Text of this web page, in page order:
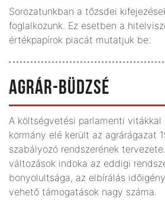
Sorozatunkban a tőzsdei
foglalkozunk. Ez esetben a
értékpapírok piacát mutatjuk be.
AGRÁR-BÜDZSÉ
A költségvetési parlamenti vitákkal
kormány elé került az agrárágazat
szabályozó rendszerének
változások indoka az eddigi
bonyolultsága, az elbírálás
vehető támogatások nagy száma.